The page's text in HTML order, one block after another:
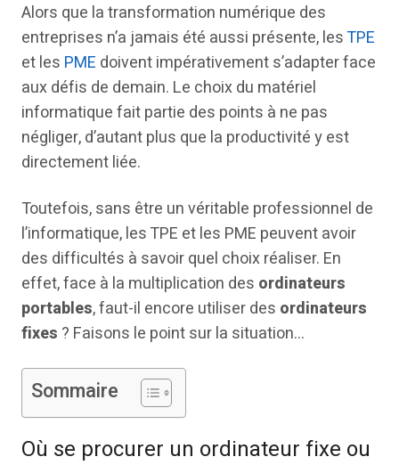
Alors que la transformation numérique des
entreprises n’a jamais été aussi présente, lesTPE
et les PME doivent impérativement s’adapter face
aux défis de demain. Le choix du matériel
informatique fait partie des points à ne pas
négliger, d’autant plus que la productivité y est
directement liée.
Toutefois, sans être un véritable professionnel de
l’informatique, les TPE et les PME peuvent avoir
des difficultés à savoir quel choix réaliser. En
effet, face à la multiplication des ordinateurs
portables, faut-il encore utiliser des ordinateurs
fixes ? Faisons le point sur la situation…
Sommaire
Où se procurer un ordinateur fixe ou